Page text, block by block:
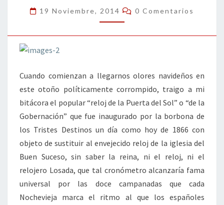
19 Noviembre, 2014 Comentarios
0 Comentarios
Cuando comienzan a llegarnos olores navideños en
este otoño políticamente corrompido, traigo a mi
bitácora el popular “reloj de la Puerta del Sol” o “de la
Gobernación” que fue inaugurado por la borbona de
los Tristes Destinos un día como hoy de 1866 con
objeto de sustituir al envejecido reloj de la iglesia del
Buen Suceso, sin saber la reina, ni el reloj, ni el
relojero Losada, que tal cronómetro alcanzaría fama
universal por las doce campanadas que cada
Nochevieja marca el ritmo al que los españoles